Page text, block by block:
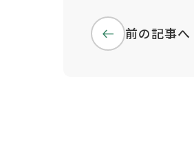
前の記事へ